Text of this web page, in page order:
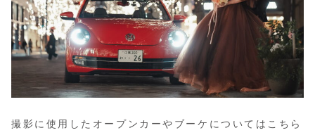
撮影に使用したオープンカーやブーケについてはこちら